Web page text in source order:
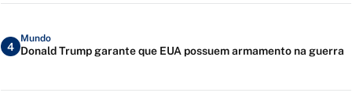
4
Mundo
Donald Trump garante que EUA possuem armamento na guerra